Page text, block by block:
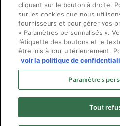
cliquant sur le bouton à droite.
sur les cookies que nous
fournisseurs et pour gérer vos
« Paramètres personnalisés ».
l’étiquette des boutons et le
être mis à jour ultérieurement.
voir la politique de
Paramètres
Tout